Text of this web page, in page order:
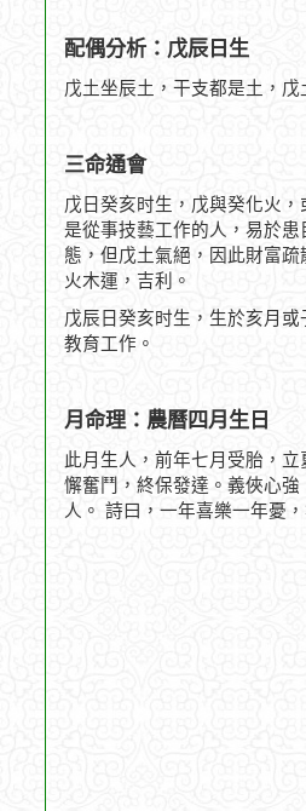
配偶分析：戊辰日生
戊土坐辰土，干支都是土，
三命通會
戊日癸亥时生，戊與癸化火
是從事技藝工作的人，易於
態，但戊土氣絕，因此財富
火木運，吉利。
戊辰日癸亥时生，生於亥月
教育工作。
月命理：農曆四月生日
此月生人，前年七月受胎，
懈奮鬥，終保發達。義俠心
人。 詩曰，一年喜樂一年憂